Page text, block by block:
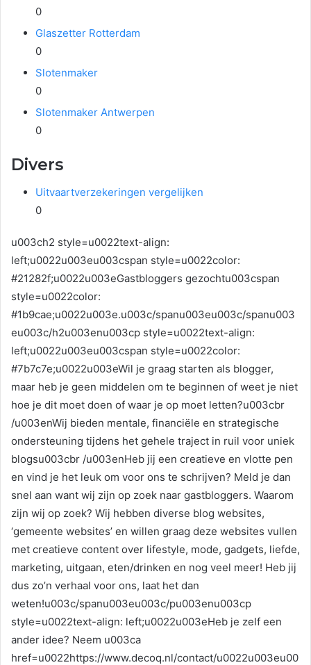
0
Glaszetter Rotterdam
0
Slotenmaker
0
Slotenmaker Antwerpen
0
Divers
Uitvaartverzekeringen vergelijken
0
u003ch2 style=u0022text-align:
left;u0022u003eu003cspan style=u0022color:
#21282f;u0022u003eGastbloggers gezochtu003cspan
style=u0022color:
#1b9cae;u0022u003e.u003c/spanu003eu003c/spanu003
eu003c/h2u003enu003cp style=u0022text-align:
left;u0022u003eu003cspan style=u0022color:
#7b7c7e;u0022u003eWil je graag starten als blogger,
maar heb je geen middelen om te beginnen of weet je niet
hoe je dit moet doen of waar je op moet letten?u003cbr
/u003enWij bieden mentale, financiële en strategische
ondersteuning tijdens het gehele traject in ruil voor uniek
blogsu003cbr /u003enHeb jij een creatieve en vlotte pen
en vind je het leuk om voor ons te schrijven? Meld je dan
snel aan want wij zijn op zoek naar gastbloggers. Waarom
zijn wij op zoek? Wij hebben diverse blog websites,
‘gemeente websites’ en willen graag deze websites vullen
met creatieve content over lifestyle, mode, gadgets, liefde,
marketing, uitgaan, eten/drinken en nog veel meer! Heb jij
dus zo’n verhaal voor ons, laat het dan
weten!u003c/spanu003eu003c/pu003enu003cp
style=u0022text-align: left;u0022u003eHeb je zelf een
ander idee? Neem u003ca
href=u0022https://www.decoq.nl/contact/u0022u003eu00